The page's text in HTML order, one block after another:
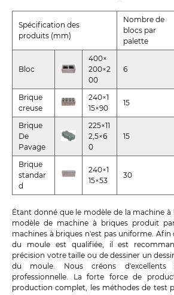
Spécification des
produits (mm)
Nombre de
blocs par
palette
Bloc
400×
200×2
00
6
Brique
creuse
240×1
15×90
15
Brique
De
Pavage
225×11
2,5×6
0
15
Brique
standar
d
240×1
15×53
30
Étant donné que le modèle de la machine
modèle de machine à briques produit
machines à briques n'est pas uniforme.
du moule est qualifiée, il est
précision votre taille ou de dessiner un
du moule. Nous créons
professionnelle. La forte force de
production complet, les méthodes de test